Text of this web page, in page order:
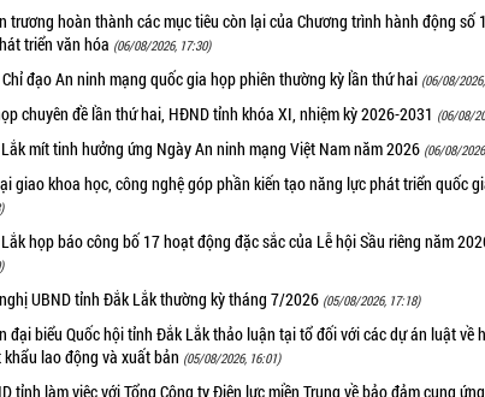
trương hoàn thành các mục tiêu còn lại của Chương trình hành động số
triển văn hóa (06/08/2026, 17:30)
đạo An ninh mạng quốc gia họp phiên thường kỳ lần thứ hai (06/08/
chuyên đề lần thứ hai, HĐND tỉnh khóa XI, nhiệm kỳ 2026-2031 (06/08/
mít tinh hưởng ứng Ngày An ninh mạng Việt Nam năm 2026 (06/08/
giao khoa học, công nghệ góp phần kiến tạo năng lực phát triển quốc
họp báo công bố 17 hoạt động đặc sắc của Lễ hội Sầu riêng năm
UBND tỉnh Đắk Lắk thường kỳ tháng 7/2026 (05/08/2026, 17:18)
đại biểu Quốc hội tỉnh Đắk Lắk thảo luận tại tổ đối với các dự án luật về
khẩu lao động và xuất bản (05/08/2026, 16:01)
tỉnh làm việc với Tổng Công ty Điện lực miền Trung về bảo đảm cung